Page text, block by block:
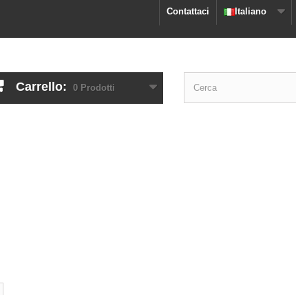
Italiano
Contattaci
Carrello: 0 Prodotti